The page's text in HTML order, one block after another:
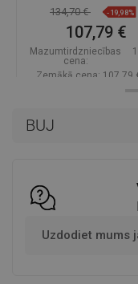
BUJ
Uzdodiet mums
sifons - 6513791010-
134,70 € -19,98%
107,79 €
Mazumtirdzniecības
cena:
Zemākā cena: 107,79